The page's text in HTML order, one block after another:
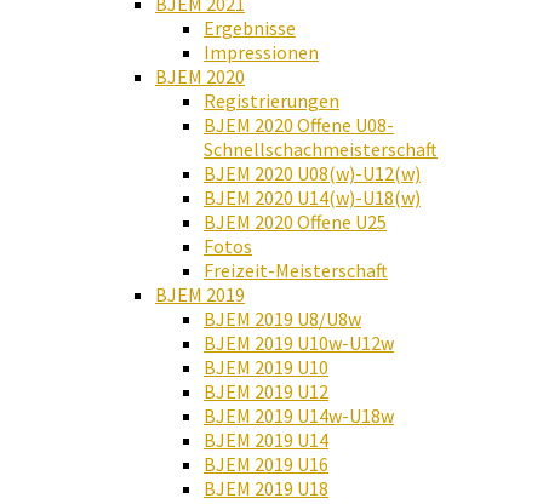
Ergebnisse
Impressionen
BJEM 2020
Registrierungen
BJEM 2020 Offene U08-
Schnellschachmeisterschaft
BJEM 2020 U08(w)-U12(w)
BJEM 2020 U14(w)-U18(w)
BJEM 2020 Offene U25
Fotos
Freizeit-Meisterschaft
BJEM 2019
BJEM 2019 U8/U8w
BJEM 2019 U10w-U12w
BJEM 2019 U10
BJEM 2019 U12
BJEM 2019 U14w-U18w
BJEM 2019 U14
BJEM 2019 U16
BJEM 2019 U18